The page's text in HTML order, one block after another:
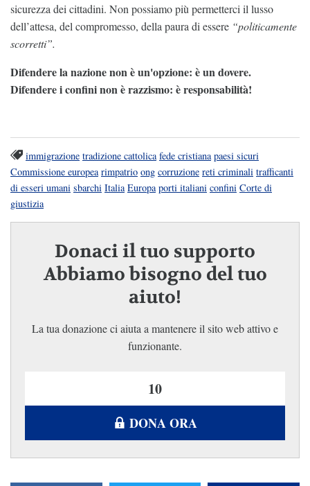
sicurezza dei cittadini. Non possiamo più permetterci il lusso
dell’attesa, del compromesso, della paura di essere “politicamente
scorretti”.
Difendere la nazione non è un'opzione: è un dovere.
Difendere i confini non è razzismo: è responsabilità!
immigrazione tradizione cattolica fede cristiana paesi sicuri
Commissione europea rimpatrio ong corruzione reti criminali trafficanti
di esseri umani sbarchi Italia Europa porti italiani confini Corte di
giustizia
Donaci il tuo supporto
Abbiamo bisogno del tuo
aiuto!
La tua donazione ci aiuta a mantenere il sito web attivo e
funzionante.
DONA ORA